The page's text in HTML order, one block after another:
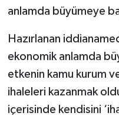
anlamda büyümeye
Hazırlanan
ekonomik anlamda
etkenin kamu kurum
ihaleleri kazanmak
içerisinde kendisini